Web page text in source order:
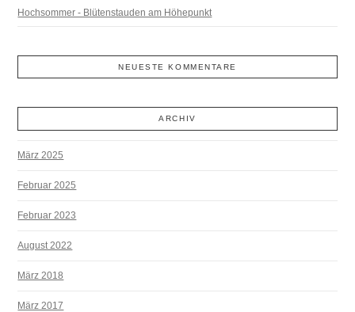
Hochsommer - Blütenstauden am Höhepunkt
NEUESTE KOMMENTARE
ARCHIV
März 2025
Februar 2025
Februar 2023
August 2022
März 2018
März 2017